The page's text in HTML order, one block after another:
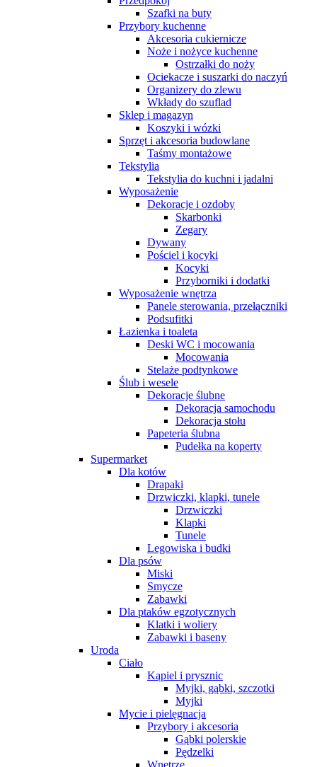
Szafki na buty
Przybory kuchenne
Akcesoria cukiernicze
Noże i nożyce kuchenne
Ostrzałki do noży
Ociekacze i suszarki do naczyń
Organizery do zlewu
Wkłady do szuflad
Sklep i magazyn
Koszyki i wózki
Sprzęt i akcesoria budowlane
Taśmy montażowe
Tekstylia
Tekstylia do kuchni i jadalni
Wyposażenie
Dekoracje i ozdoby
Skarbonki
Zegary
Dywany
Pościel i kocyki
Kocyki
Przyborniki i dodatki
Wyposażenie wnętrza
Panele sterowania, przełączniki
Podsufitki
Łazienka i toaleta
Deski WC i mocowania
Mocowania
Stelaże podtynkowe
Ślub i wesele
Dekoracje ślubne
Dekoracja samochodu
Dekoracja stołu
Papeteria ślubna
Pudełka na koperty
Supermarket
Dla kotów
Drapaki
Drzwiczki, klapki, tunele
Drzwiczki
Klapki
Tunele
Legowiska i budki
Dla psów
Miski
Smycze
Zabawki
Dla ptaków egzotycznych
Klatki i woliery
Zabawki i baseny
Uroda
Ciało
Kąpiel i prysznic
Myjki, gąbki, szczotki
Myjki
Mycie i pielęgnacja
Przybory i akcesoria
Gąbki polerskie
Pędzelki
Wnętrze